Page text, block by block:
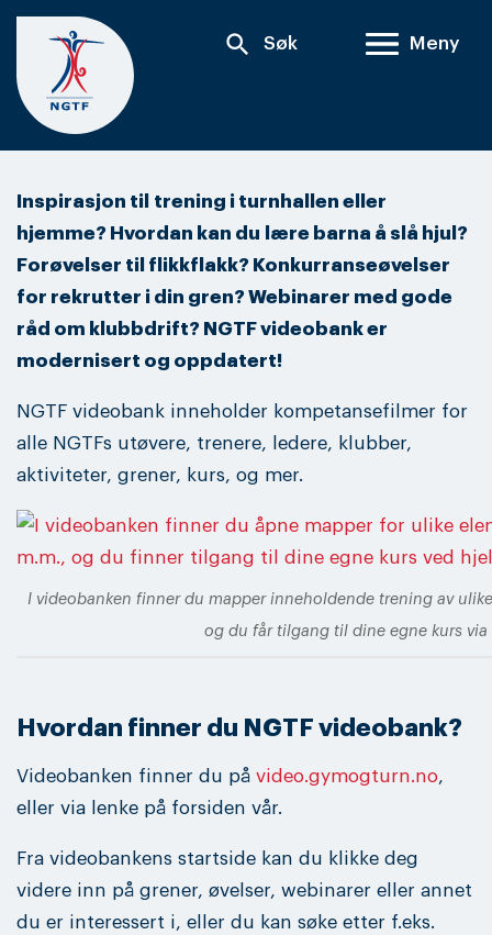
Skip
content
search Søk Meny
Inspirasjon til trening i turnhallen eller
hjemme? Hvordan kan du lære barna å slå hjul?
Forøvelser til flikkflakk? Konkurranseøvelser
for rekrutter i din gren? Webinarer med gode
råd om klubbdrift? NGTF videobank er
modernisert og oppdatert!
NGTF videobank inneholder kompetansefilmer for
alle NGTFs utøvere, trenere, ledere, klubber,
aktiviteter, grener, kurs, og mer.
I videobanken finner du mapper inneholdende trening av
og du får tilgang til dine egne kurs
Hvordan finner du NGTF videobank?
Videobanken finner du på video.gymogturn.no,
eller via lenke på forsiden vår.
Fra videobankens startside kan du klikke deg
videre inn på grener, øvelser, webinarer eller annet
du er interessert i, eller du kan søke etter f.eks.